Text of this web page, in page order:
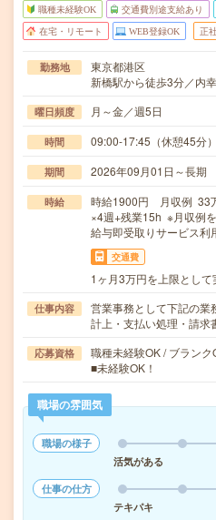
職種未経験OK 交通費別途支給あり
在宅・リモート WEB登録OK 正
勤務地
東京都港区
新橋駅から徒歩3分／内
曜日頻度 月～金／週5日
時間 09:00-17:45（休憩45分
期間 2026年09月01日～長
時給
時給1900円 月収例 33
×4週+残業15h ※月収例
給与即受取りサービス利
交通費
1ヶ月3万円を上限として
仕事内容
営業事務として下記の業
計上・支払い処理・請
応募資格
職種未経験OK / ブラン
■未経験OK！
職場の雰囲気
職場の様子
活気がある
仕事の仕方
テキパキ